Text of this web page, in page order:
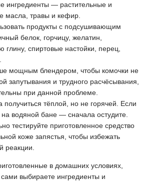
ингредиенты — растительные и
масла, травы и кефир.
продукты с подсушивающим
белок, горчицу, желатин,
глину, спиртовые настойки, перец,
мощным блендером, чтобы комочки не
запутывания и трудного расчёсывания,
при данной проблеме.
тёплой, но не горячей. Если
водяной бане — сначала остудите.
тестируйте приготовленное средство
коже запястья, чтобы избежать
реакции.
в домашних условиях,
выбираете ингредиенты и